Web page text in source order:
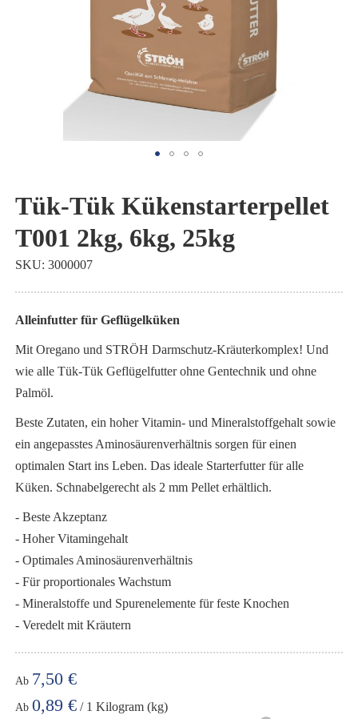
Anfang
der
Bildgalerie
springen
Tük-Tük Kükenstarterpellet
T001 2kg, 6kg, 25kg
Ab 7,50 €
Ab 0,89 € / 1 Kilogram (kg)
Alleinfutter für Geflügelküken
Mit Oregano und STRÖH Darmschutz-Kräuterkomplex! Und
wie alle Tük-Tük Geflügelfutter ohne Gentechnik und ohne
Palmöl.
Beste Zutaten, ein hoher Vitamin- und Mineralstoffgehalt sowie
ein angepasstes Aminosäurenverhältnis sorgen für einen
optimalen Start ins Leben. Das ideale Starterfutter für alle
Küken. Schnabelgerecht als 2 mm Pellet erhältlich.
- Beste Akzeptanz
- Hoher Vitamingehalt
- Optimales Aminosäurenverhältnis
- Für proportionales Wachstum
- Mineralstoffe und Spurenelemente für feste Knochen
- Veredelt mit Kräutern
SKU 3000007